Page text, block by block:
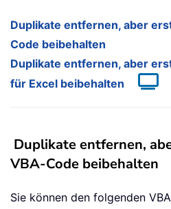
Duplikate entfernen, aber
Code beibehalten
Duplikate entfernen, aber
für Excel beibehalten
Duplikate entfernen,
VBA-Code beibehalten
Sie können den folgenden